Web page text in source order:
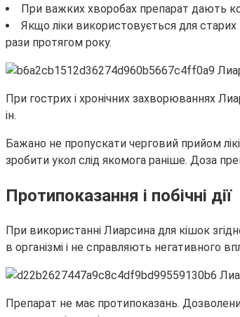
При важких хворобах препарат дають
Якщо ліки використовується для
рази протягом року.
При гострих і хронічних захворюваннях
ін.
Бажано не пропускати черговий прийом
зробити укол слід якомога раніше. Доза
Протипоказання і побічні дії
При використанні Лиарсина для кішок
в організмі і не справляють негативного
Препарат не має протипоказань.